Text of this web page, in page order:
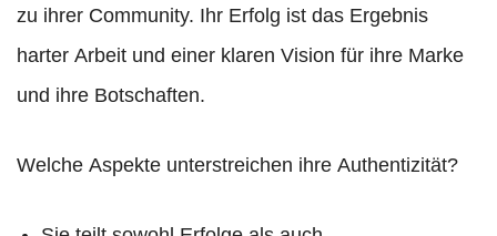
zu ihrer Community. Ihr Erfolg ist das Ergebnis
harter Arbeit und einer klaren Vision für ihre Marke
und ihre Botschaften.
Welche Aspekte unterstreichen ihre Authentizität?